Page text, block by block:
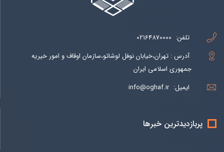
تلفن: 02164870000
آدرس : تهران،خیابان نوفل لوشاتو،سازمان اوقاف و امور خیریه
جمهوری اسلامی ایران
ایمیل: info@oghaf.ir
پربازدیدترین خبرها